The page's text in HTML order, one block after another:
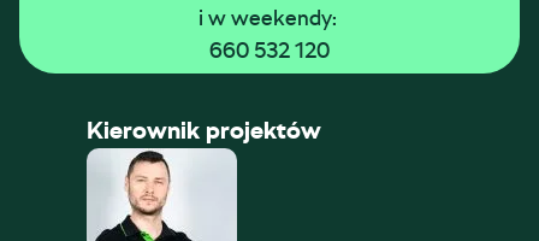
i w weekendy:
660 532 120
Kierownik projektów